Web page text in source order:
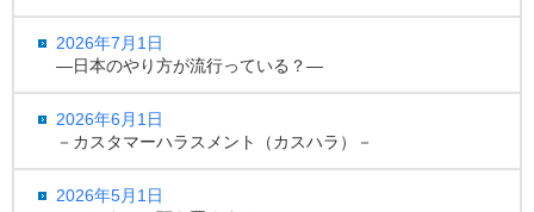
2026年7月1日
―日本のやり方が流行っている？―
2026年6月1日
－カスタマーハラスメント（カスハラ）－
2026年5月1日